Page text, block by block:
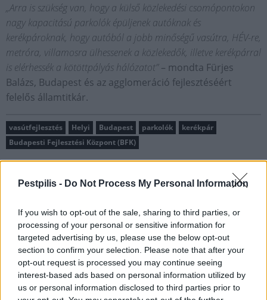
Pestpilis - Do Not Process My Personal Information
If you wish to opt-out of the sale, sharing to third parties, or
processing of your personal or sensitive information for
targeted advertising by us, please use the below opt-out
section to confirm your selection. Please note that after your
opt-out request is processed you may continue seeing
interest-based ads based on personal information utilized by
us or personal information disclosed to third parties prior to
„Arra is szükség van, hogy a külső közlekedési csomópontokon
nagy kapacitású parkolók épüljenek autóknak és
kerékpároknak, hogy autóból a jobb minőségű vasútra, HÉV-re,
metróra, villamosra ülhessenek a közlekedők, illetve kerékpárral
is elérhessék a kötöttpályás hálózatot”– mondta Fürjes
Balázs, Budapest és az agglomeráció fejlesztéséért
felelős államtitkár.
vasútfejlesztés Helyi Budapest parkolók
kerékpár
Budapesti Fejlesztési Központ (BFK)
MAGYAR ÉPÍTŐK
Mi épül?